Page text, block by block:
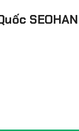
SEOHAN